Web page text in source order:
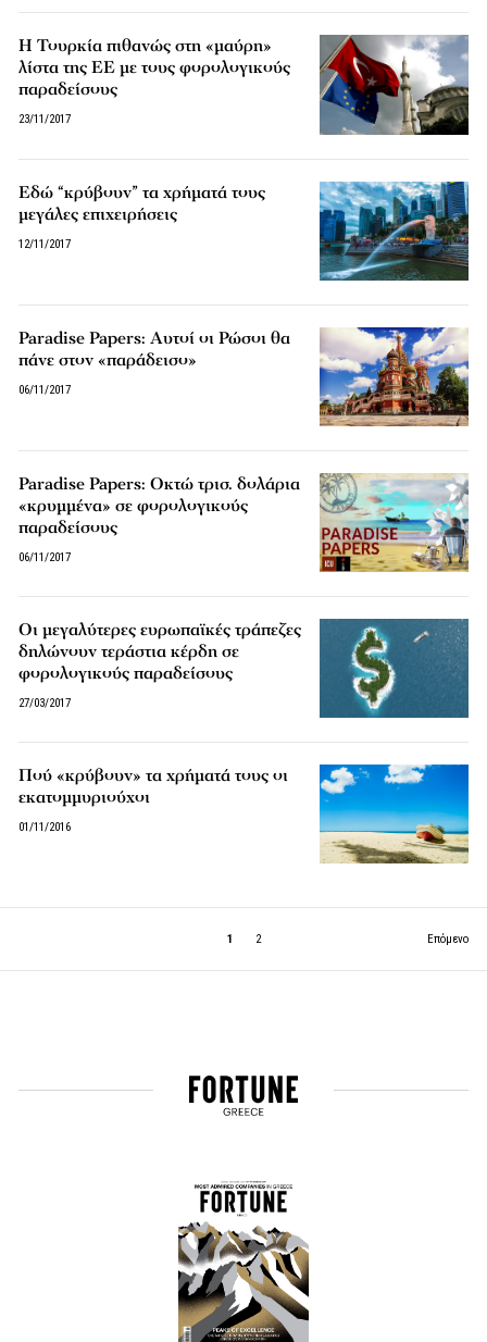
Η Τουρκία πιθανώς στη «μαύρη»
λίστα της ΕΕ με τους φορολογικούς
παραδείσους
23/11/2017
Εδώ “κρύβουν” τα χρήματά τους
μεγάλες επιχειρήσεις
12/11/2017
Paradise Papers: Αυτοί οι Ρώσοι θα
πάνε στον «παράδεισο»
06/11/2017
Paradise Papers: Οκτώ τρισ. δολάρια
«κρυμμένα» σε φορολογικούς
παραδείσους
06/11/2017
Οι μεγαλύτερες ευρωπαϊκές τράπεζες
δηλώνουν τεράστια κέρδη σε
φορολογικούς παραδείσους
27/03/2017
Πού «κρύβουν» τα χρήματά τους οι
εκατομμυριούχοι
01/11/2016
1 2 Επόμενο